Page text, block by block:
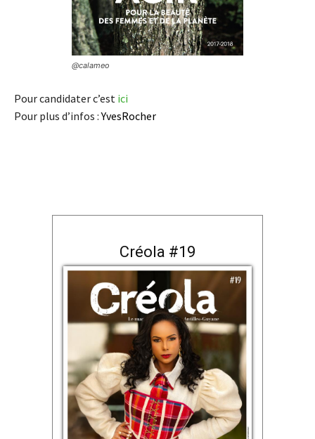
@calameo
Pour candidater c’est ici
Pour plus d’infos : YvesRocher
Créola #19